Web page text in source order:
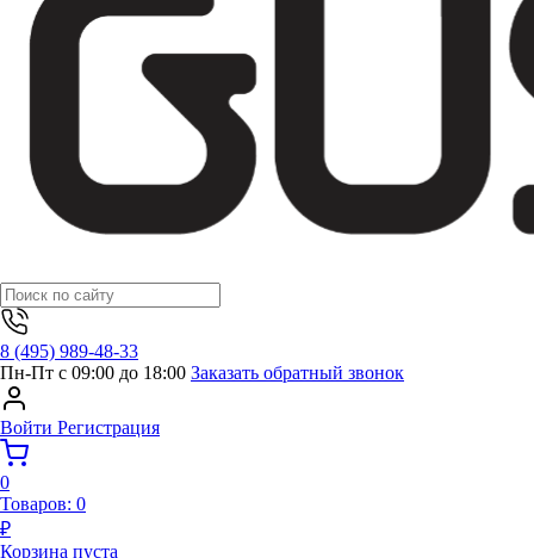
8 (495) 989-48-33
Пн-Пт с 09:00 до 18:00 Заказать обратный звонок
Войти Регистрация
0
Товаров: 0
₽
Корзина пуста